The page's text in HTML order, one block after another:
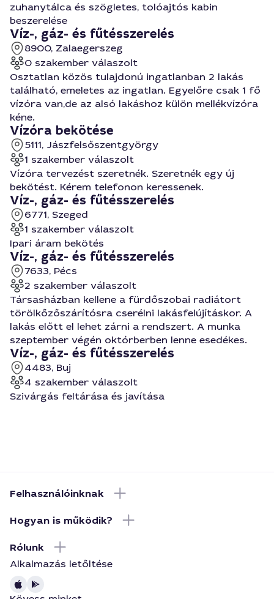
zuhanytálca és szögletes, tolóajtós kabin
beszerelése
Víz-, gáz- és fűtésszerelés
8900, Zalaegerszeg
0 szakember válaszolt
Osztatlan közös tulajdonú ingatlanban 2 lakás
található, emeletes az ingatlan. Egyelőre csak 1 fő
vízóra van,de az alsó lakáshoz külön mellékvízóra
kéne.
Vízóra bekötése
5111, Jászfelsőszentgyörgy
1 szakember válaszolt
Vízóra tervezést szeretnék. Szeretnék egy új
bekötést. Kérem telefonon keressenek.
Víz-, gáz- és fűtésszerelés
6771, Szeged
1 szakember válaszolt
Ipari áram bekötés
Víz-, gáz- és fűtésszerelés
7633, Pécs
2 szakember válaszolt
Társasházban kellene a fürdőszobai radiátort
törölkőzőszárítósra cserélni lakásfelújításkor. A
lakás előtt el lehet zárni a rendszert. A munka
szeptember végén októrberben lenne esedékes.
Víz-, gáz- és fűtésszerelés
4483, Buj
4 szakember válaszolt
Szivárgás feltárása és javítása
Felhasználóinknak
Hogyan is működik?
Rólunk
Alkalmazás letőltése